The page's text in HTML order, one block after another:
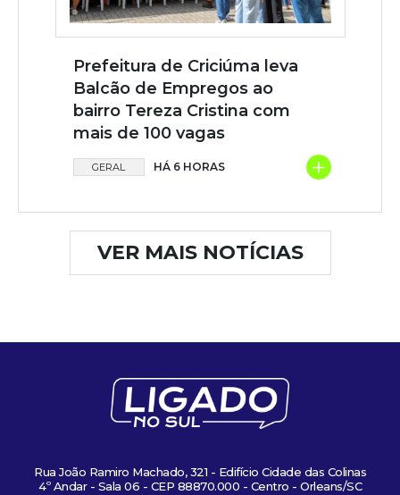
Prefeitura de Criciúma leva
Balcão de Empregos ao
bairro Tereza Cristina com
mais de 100 vagas
GERAL HÁ 6 HORAS +
VER MAIS NOTÍCIAS
Rua João Ramiro Machado, 321 - Edifício Cidade das Colinas
4º Andar - Sala 06 - CEP 88870.000 - Centro - Orleans/SC